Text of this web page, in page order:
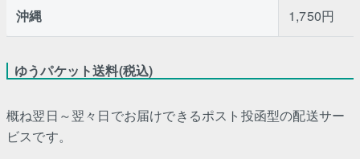
沖縄 1,750円
ゆうパケット送料(税込)
概ね翌日～翌々日でお届けできるポスト投函型の配送サー
ビスです。